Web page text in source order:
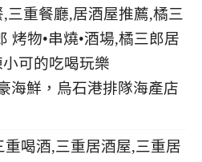
海鮮，烏石港排隊海產店